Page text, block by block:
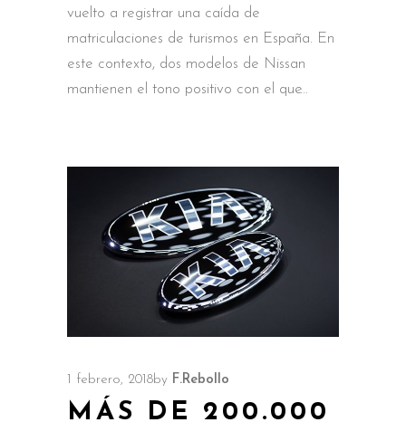
vuelto a registrar una caída de
matriculaciones de turismos en España. En
este contexto, dos modelos de Nissan
mantienen el tono positivo con el que
1 febrero, 2018by F.Rebollo
MÁS DE 200.000